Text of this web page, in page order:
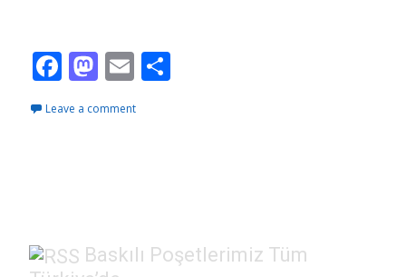
F
e
k
M
to
E
ai
Leave a comment
Baskılı Poşetlerimiz Tüm